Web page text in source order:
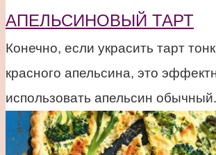
АПЕЛЬСИНОВЫЙ ТАРТ
Конечно, если украсить тарт
красного апельсина, это
использовать апельсин обычный.